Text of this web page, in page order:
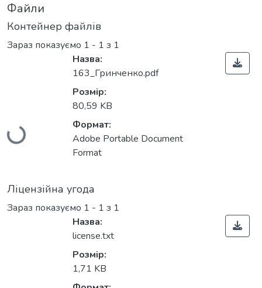
Файли
Контейнер файлів
Зараз показуємо 1 - 1 з 1
Вантажиться...
Назва:
163_Гринченко.pdf
Розмір:
80,59 KB
Формат:
Adobe Portable Document
Format
Ліцензійна угода
Зараз показуємо 1 - 1 з 1
Назва:
license.txt
Розмір:
1,71 KB